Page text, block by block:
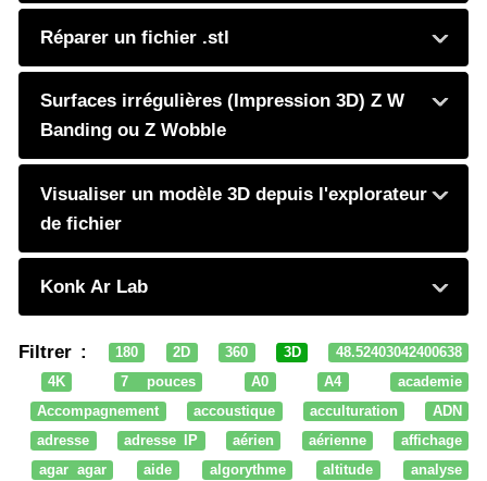
Réparer un fichier .stl
Surfaces irrégulières (Impression 3D) Z W
Banding ou Z Wobble
Visualiser un modèle 3D depuis l'explorateur
de fichier
Konk Ar Lab
Filtrer : 180 2D 360 3D
48.52403042400638
4K
7 pouces A0 A4
academie
Accompagnement
accoustique acculturation
ADN
adresse
adresse IP aérien aérienne
affichage
agar agar
aide algorythme altitude
analyse